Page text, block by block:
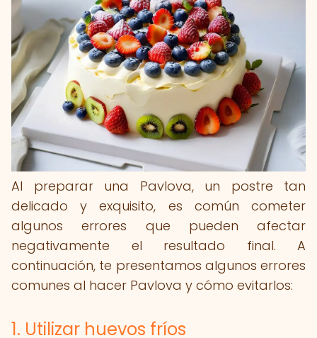
Al preparar una Pavlova, un postre tan
delicado y exquisito, es común cometer
algunos errores que pueden afectar
negativamente el resultado final. A
continuación, te presentamos algunos errores
comunes al hacer Pavlova y cómo evitarlos:
1. Utilizar huevos fríos